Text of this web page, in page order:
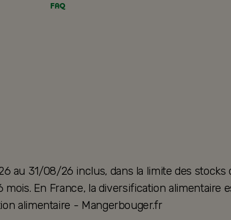
FAQ
au 31/08/26 inclus, dans la limite des stocks
En France, la diversification
alimentaire - Mangerbouger.fr